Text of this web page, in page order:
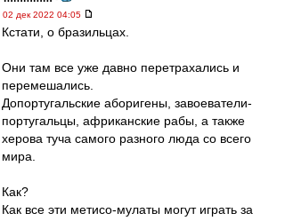
02 дек 2022 04:05
Кстати, о бразильцах.
Они там все уже давно перетрахались и
перемешались.
Допортугальские аборигены, завоеватели-
португальцы, африканские рабы, а также
херова туча самого разного люда со всего
мира.
Как?
Как все эти метисо-мулаты могут играть за